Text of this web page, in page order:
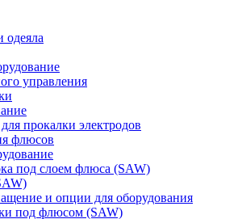
одеяла
управления
прокалки электродов
флюсов
под слоем флюса (SAW)
и опции для оборудования
под флюсом (SAW)